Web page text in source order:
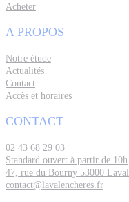
Acheter
A PROPOS
Notre étude
Actualités
Contact
Accès et horaires
CONTACT
02 43 68 29 03
Standard ouvert à partir de 10h
47, rue du Bourny 53000 Laval
contact@lavalencheres.fr